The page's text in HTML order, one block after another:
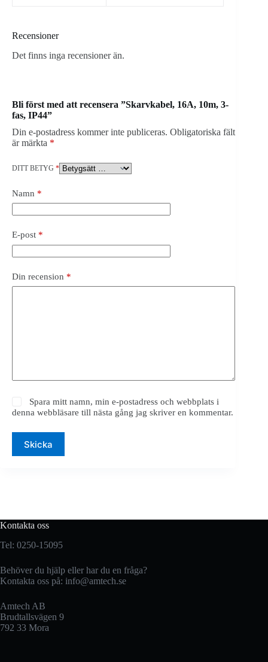
Recensioner
Det finns inga recensioner än.
Bli först med att recensera ”Skarvkabel, 16A, 10m, 3-
fas, IP44”
Din e-postadress kommer inte publiceras. Obligatoriska fält
är märkta *
DITT BETYG *
Namn *
E-post *
Din recension *
Spara mitt namn, min e-postadress och webbplats i
denna webbläsare till nästa gång jag skriver en kommentar.
Skicka
Kontakta oss
Tel: 0250-15095
Behöver du hjälp eller har du en fråga?
Kontakta oss på: info@amtech.se
Amtech AB
Brudtallsvägen 9
792 33 Mora